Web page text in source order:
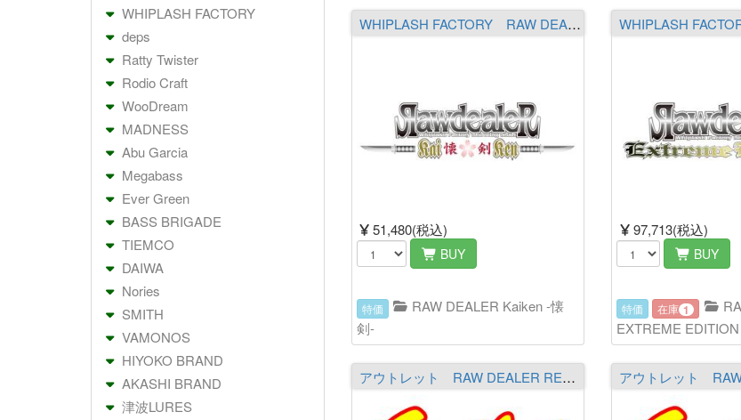
WHIPLASH FACTORY RAW DEALER Kaiken -懐剣- RK608LM3［The Shredding Kazakama］（送料￥1,300 ※沖縄除く）
51,480(税込)
BUY
特価
RAW DEALER Kaiken -懐
剣-
97,713(税込)
BUY
特価 在庫 1
EXTREME EDITION
アウトレット RAW DEALER REPURATION RR705HX［The Winged Assassin］ ※必ず商品詳細をご覧の上ご注文下さい。 ※ヤマト運輸発送不可
WHIPLASH FACTORY
deps
Ratty Twister
Rodio Craft
WooDream
MADNESS
Abu Garcia
Megabass
Ever Green
BASS BRIGADE
TIEMCO
DAIWA
Nories
SMITH
VAMONOS
HIYOKO BRAND
AKASHI BRAND
津波LURES